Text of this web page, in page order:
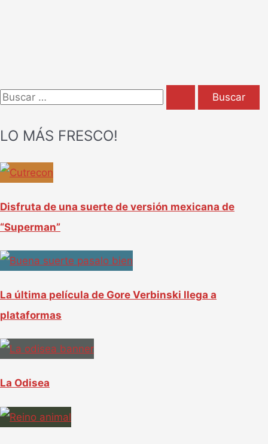
B
r
LO MÁS FRESCO!
Disfruta de una suerte de versión mexicana de
“Superman”
La última película de Gore Verbinski llega a
plataformas
La Odisea